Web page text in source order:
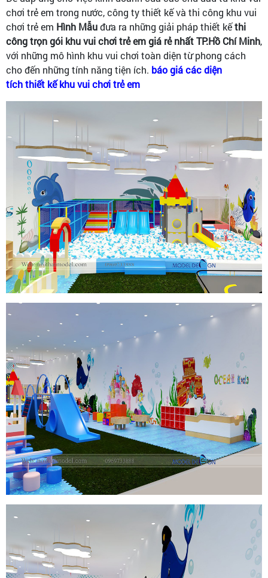
chơi trẻ em trong nước, công ty thiết kế và thi công khu vui
chơi trẻ em Hình Mẫuđưa ra những giải pháp thiết kếthi
công trọn gói khu vui chơi trẻ em giá rẻ nhất TP.Hồ Chí Minh,
với những mô hình khu vui chơi toàn diện từ phong cách
cho đến những tính năng tiện ích. báo giá các diện
tích thiết kế khu vui chơi trẻ em